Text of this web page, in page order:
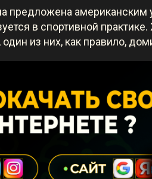
предложена
в спортивной
, один из них, как правило,